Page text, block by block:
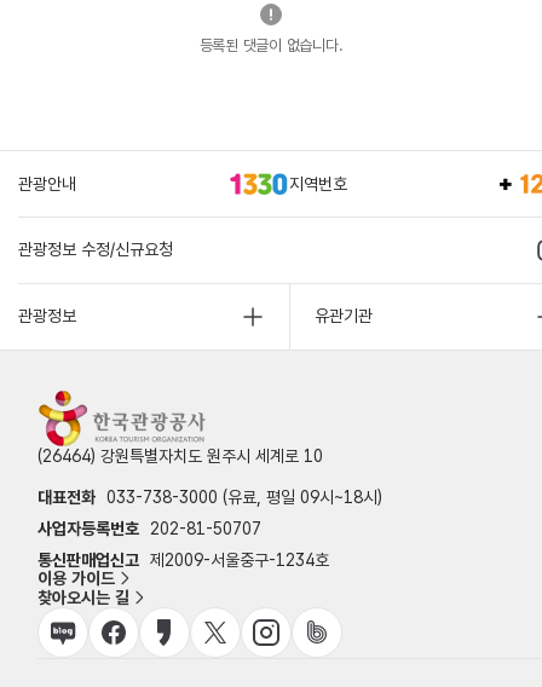
등록된 댓글이 없습니다.
관광안내 지역번호
관광정보 수정/신규요청
관광정보 유관기관
(26464) 강원특별자치도 원주시 세계로 10
대표전화 033-738-3000 (유료, 평일 09시~18시)
사업자등록번호
202-81-50707
통신판매업신고 제2009-서울중구-1234호
이용 가이드
찾아오시는 길